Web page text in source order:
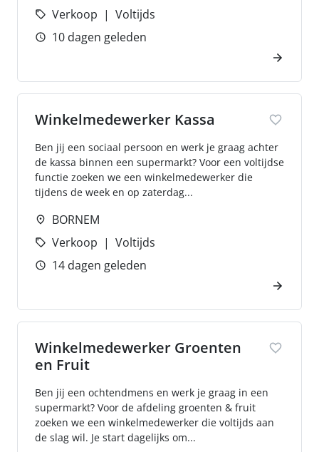
Verkoop
Voltijds
10 dagen geleden
Winkelmedewerker Kassa
Ben jij een sociaal persoon en werk je graag achter
de kassa binnen een supermarkt? Voor een voltijdse
functie zoeken we een winkelmedewerker die
tijdens de week en op zaterdag...
BORNEM
Verkoop
Voltijds
14 dagen geleden
Winkelmedewerker Groenten
en Fruit
Ben jij een ochtendmens en werk je graag in een
supermarkt? Voor de afdeling groenten & fruit
zoeken we een winkelmedewerker die voltijds aan
de slag wil. Je start dagelijks om...